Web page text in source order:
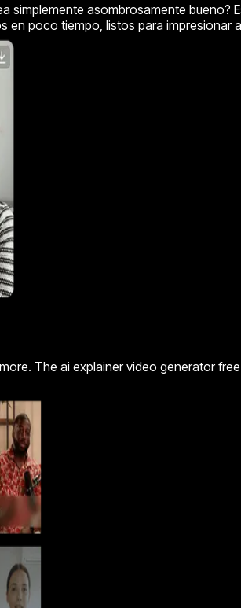
simplemente asombrosamente
en poco tiempo, listos para impresionar
The ai explainer video generator